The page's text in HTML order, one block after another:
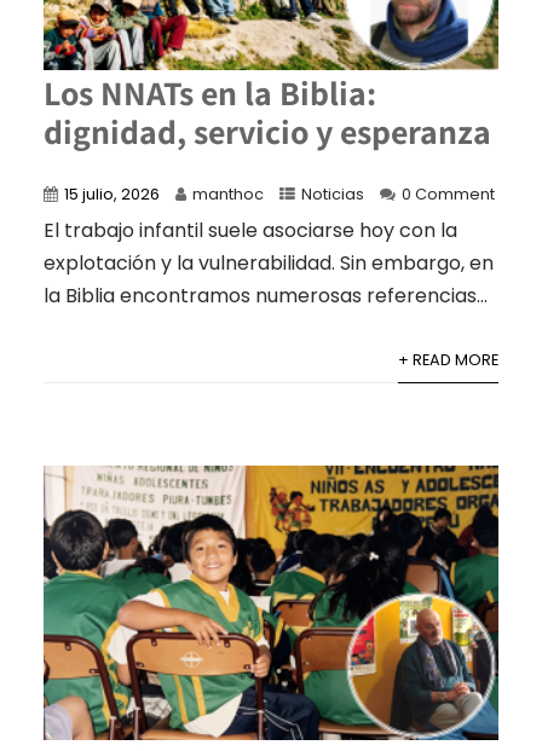
Los NNATs en la Biblia:
dignidad, servicio y esperanza
15 julio, 2026 manthoc Noticias 0 Comment
El trabajo infantil suele asociarse hoy con la
explotación y la vulnerabilidad. Sin embargo, en
la Biblia encontramos numerosas referencias...
+ READ MORE